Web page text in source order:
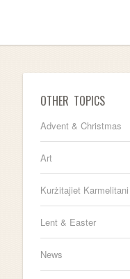
OTHER TOPICS
Advent & Christmas
Art
Kurżitajiet Karmelitani
Lent & Easter
News